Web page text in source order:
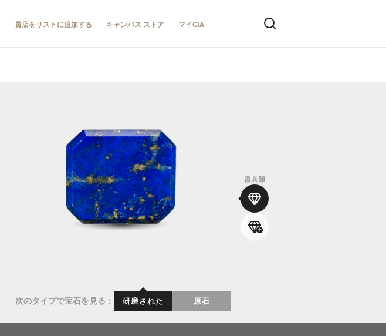
貴店をリストに追加する キャンパス ストア マイGIA
次のタイプで宝石を見る： 研磨された 原石
器具類